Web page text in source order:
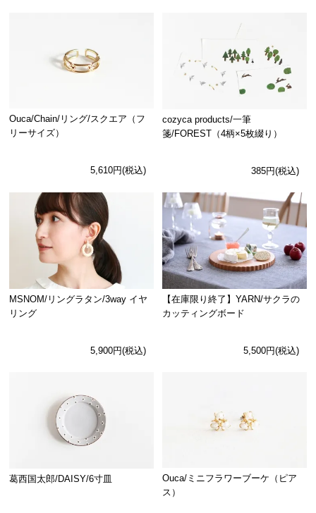
Ouca/Chain/リング/スクエア（フ
リーサイズ）
5,610円(税込)
cozyca products/一筆
箋/FOREST（4柄×5枚綴り）
385円(税込)
MSNOM/リングラタン/3way イヤ
リング
5,900円(税込)
【在庫限り終了】YARN/サクラの
カッティングボード
5,500円(税込)
葛西国太郎/DAISY/6寸皿
Ouca/ミニフラワーブーケ（ピア
ス）